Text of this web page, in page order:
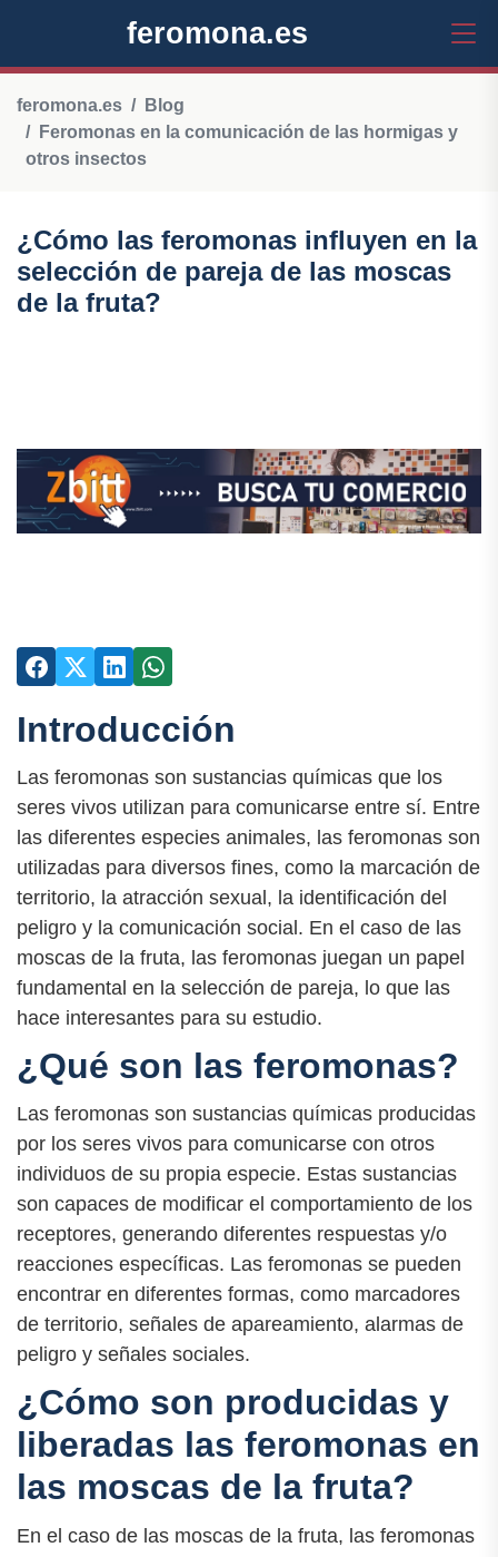
feromona.es
feromona.es
Blog
Feromonas en la comunicación de las hormigas y
otros insectos
¿Cómo las feromonas influyen en la
selección de pareja de las moscas
de la fruta?
Introducción
Las feromonas son sustancias químicas que los
seres vivos utilizan para comunicarse entre sí. Entre
las diferentes especies animales, las feromonas son
utilizadas para diversos fines, como la marcación de
territorio, la atracción sexual, la identificación del
peligro y la comunicación social. En el caso de las
moscas de la fruta, las feromonas juegan un papel
fundamental en la selección de pareja, lo que las
hace interesantes para su estudio.
¿Qué son las feromonas?
Las feromonas son sustancias químicas producidas
por los seres vivos para comunicarse con otros
individuos de su propia especie. Estas sustancias
son capaces de modificar el comportamiento de los
receptores, generando diferentes respuestas y/o
reacciones específicas. Las feromonas se pueden
encontrar en diferentes formas, como marcadores
de territorio, señales de apareamiento, alarmas de
peligro y señales sociales.
¿Cómo son producidas y
liberadas las feromonas en
las moscas de la fruta?
En el caso de las moscas de la fruta, las feromonas